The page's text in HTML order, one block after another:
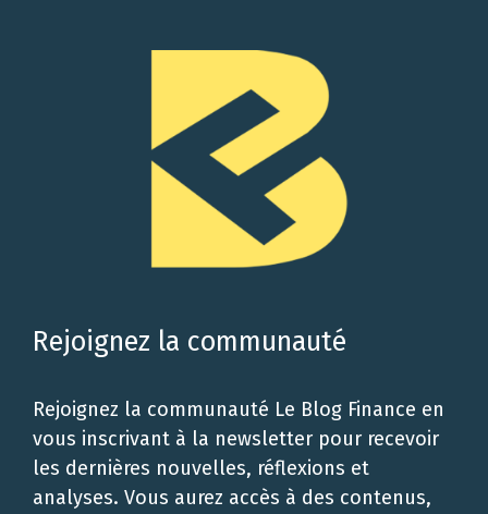
Rejoignez la communauté
Rejoignez la communauté Le Blog Finance en
vous inscrivant à la newsletter pour recevoir
les dernières nouvelles, réflexions et
analyses. Vous aurez accès à des contenus,